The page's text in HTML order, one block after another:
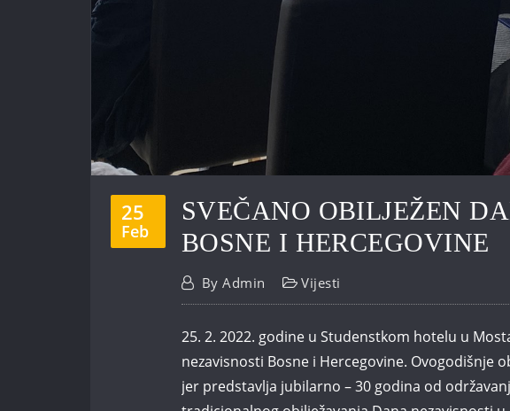
25
Feb
SVEČANO OBILJEŽEN
BOSNE I HERCEGOVINE
ByAdmin Vijesti
25. 2. 2022. godine u Studenstkom hotelu u
nezavisnosti Bosne i Hercegovine. Ovogodišnje
jer predstavlja jubilarno – 30 godina od